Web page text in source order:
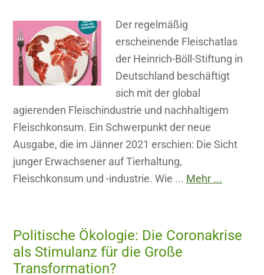
Der regelmäßig
erscheinende Fleischatlas
der Heinrich-Böll-Stiftung in
Deutschland beschäftigt
sich mit der global
agierenden Fleischindustrie und nachhaltigem
Fleischkonsum. Ein Schwerpunkt der neue
Ausgabe, die im Jänner 2021 erschien: Die Sicht
junger Erwachsener auf Tierhaltung,
Fleischkonsum und -industrie. Wie ... Mehr ...
Politische Ökologie: Die Coronakrise
als Stimulanz für die Große
Transformation?